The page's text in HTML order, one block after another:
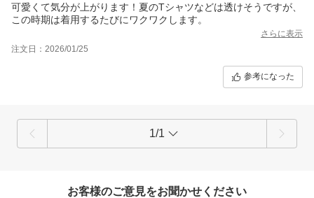
可愛くて気分が上がります！夏のTシャツなどは透けそうですが、
この時期は着用するたびにワクワクします。
さらに表示
注文日：2026/01/25
参考になった
1/1
お客様のご意見をお聞かせください